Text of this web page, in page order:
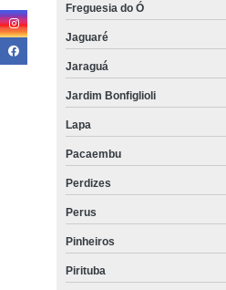
Freguesia do Ó
Jaguaré
Jaraguá
Jardim Bonfiglioli
Lapa
Pacaembu
Perdizes
Perus
Pinheiros
Pirituba